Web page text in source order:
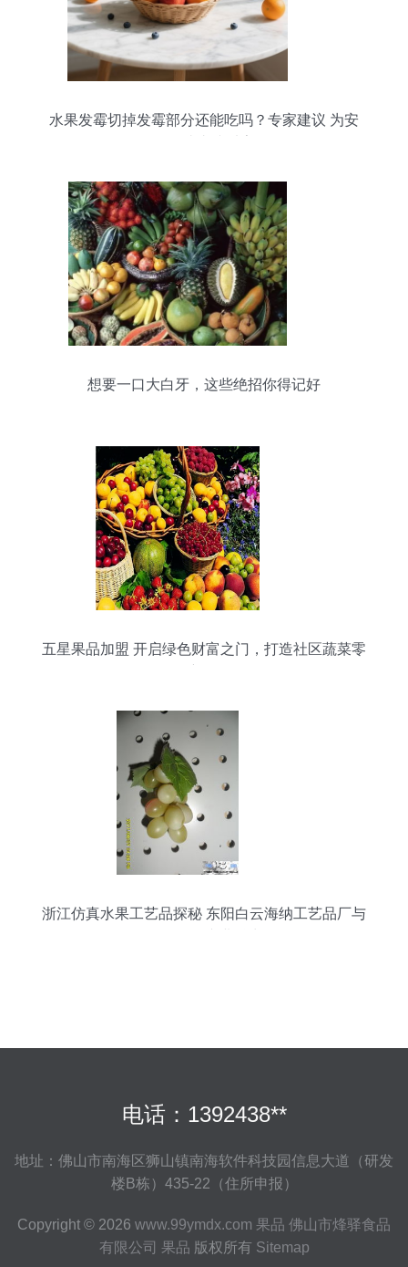
水果发霉切掉发霉部分还能吃吗？专家建议 为安
想要一口大白牙，这些绝招你得记好
五星果品加盟 开启绿色财富之门，打造社区蔬菜零
浙江仿真水果工艺品探秘 东阳白云海纳工艺品厂与
电话：1392438**
地址：佛山市南海区狮山镇南海软件科技园信息大道（研发
楼B栋）435-22（住所申报）
Copyright © 2026 www.99ymdx.com 果品 佛山市烽驿食品
有限公司 果品 版权所有 Sitemap